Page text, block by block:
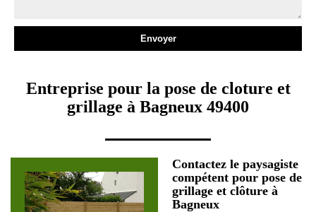
Entreprise pour la pose de cloture et
grillage à Bagneux 49400
Contactez le paysagiste
compétent pour pose de
grillage et clôture à
Bagneux